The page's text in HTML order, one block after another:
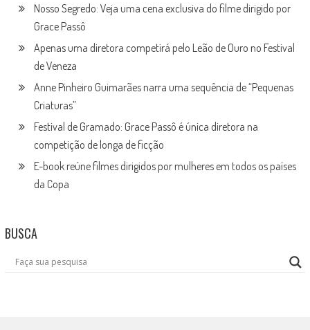
Nosso Segredo: Veja uma cena exclusiva do filme dirigido por
Grace Passô
Apenas uma diretora competirá pelo Leão de Ouro no Festival
de Veneza
Anne Pinheiro Guimarães narra uma sequência de “Pequenas
Criaturas”
Festival de Gramado: Grace Passô é única diretora na
competição de longa de ficção
E-book reúne filmes dirigidos por mulheres em todos os países
da Copa
BUSCA